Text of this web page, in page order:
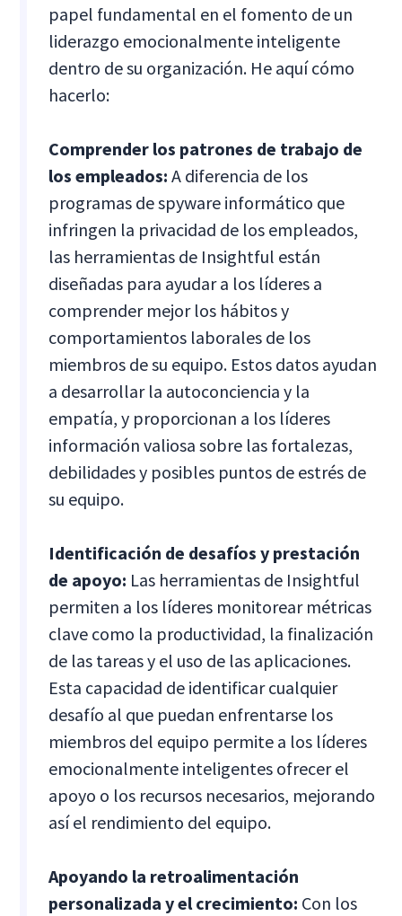
papel fundamental en el fomento de un
liderazgo emocionalmente inteligente
dentro de su organización. He aquí cómo
hacerlo:
Comprender los patrones de trabajo de
los empleados:A diferencia de los
programas de spyware informático que
infringen la privacidad de los empleados,
las herramientas de Insightful están
diseñadas para ayudar a los líderes a
comprender mejor los hábitos y
comportamientos laborales de los
miembros de su equipo. Estos datos ayudan
a desarrollar la autoconciencia y la
empatía, y proporcionan a los líderes
información valiosa sobre las fortalezas,
debilidades y posibles puntos de estrés de
su equipo.
Identificación de desafíos y prestación
de apoyo: Las herramientas de Insightful
permiten a los líderes monitorear métricas
clave como la productividad, la finalización
de las tareas y el uso de las aplicaciones.
Esta capacidad de identificar cualquier
desafío al que puedan enfrentarse los
miembros del equipo permite a los líderes
emocionalmente inteligentes ofrecer el
apoyo o los recursos necesarios, mejorando
así el rendimiento del equipo.
Apoyando la retroalimentación
personalizada y el crecimiento: Con los